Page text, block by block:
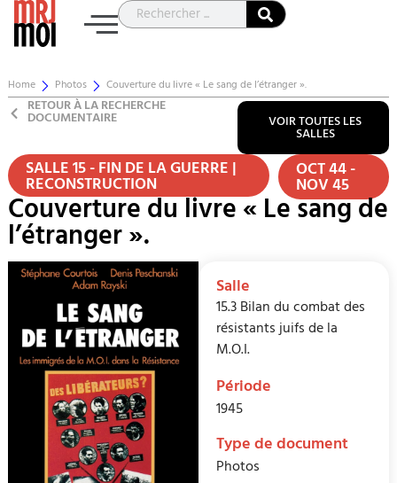
Home Photos Couverture du livre « Le sang de l’étranger ».
RETOUR À LA RECHERCHE
DOCUMENTAIRE VOIR TOUTES LES
SALLES
SALLE 15 - FIN DE LA GUERRE |
RECONSTRUCTION OCT 44 -
NOV 45
Couverture du livre « Le sang de
l’étranger ».
Salle
15.3 Bilan du combat des
résistants juifs de la
M.O.I.
Période
1945
Type de document
Photos